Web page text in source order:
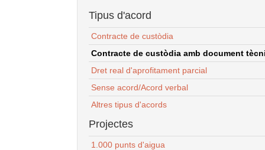
Tipus d'acord
Contracte de custòdia
Contracte de custòdia amb document
Dret real d'aprofitament parcial
Sense acord/Acord verbal
Altres tipus d'acords
Projectes
1.000 punts d'aigua